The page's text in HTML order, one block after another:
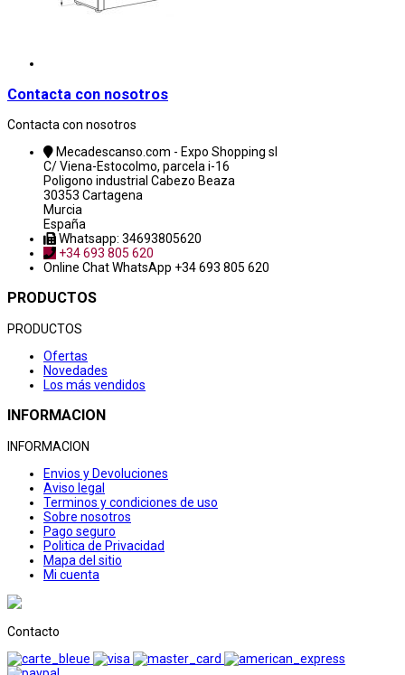
Contacta con nosotros
Contacta con nosotros
Mecadescanso.com - Expo Shopping sl
C/ Viena-Estocolmo, parcela i-16
Poligono industrial Cabezo Beaza
30353 Cartagena
Murcia
España
Whatsapp: 34693805620
+34 693 805 620
Online ChatWhatsApp +34 693 805 620
PRODUCTOS
PRODUCTOS
Ofertas
Novedades
Los más vendidos
INFORMACION
INFORMACION
Envios y Devoluciones
Aviso legal
Terminos y condiciones de uso
Sobre nosotros
Pago seguro
Politica de Privacidad
Mapa del sitio
Mi cuenta
Contacto